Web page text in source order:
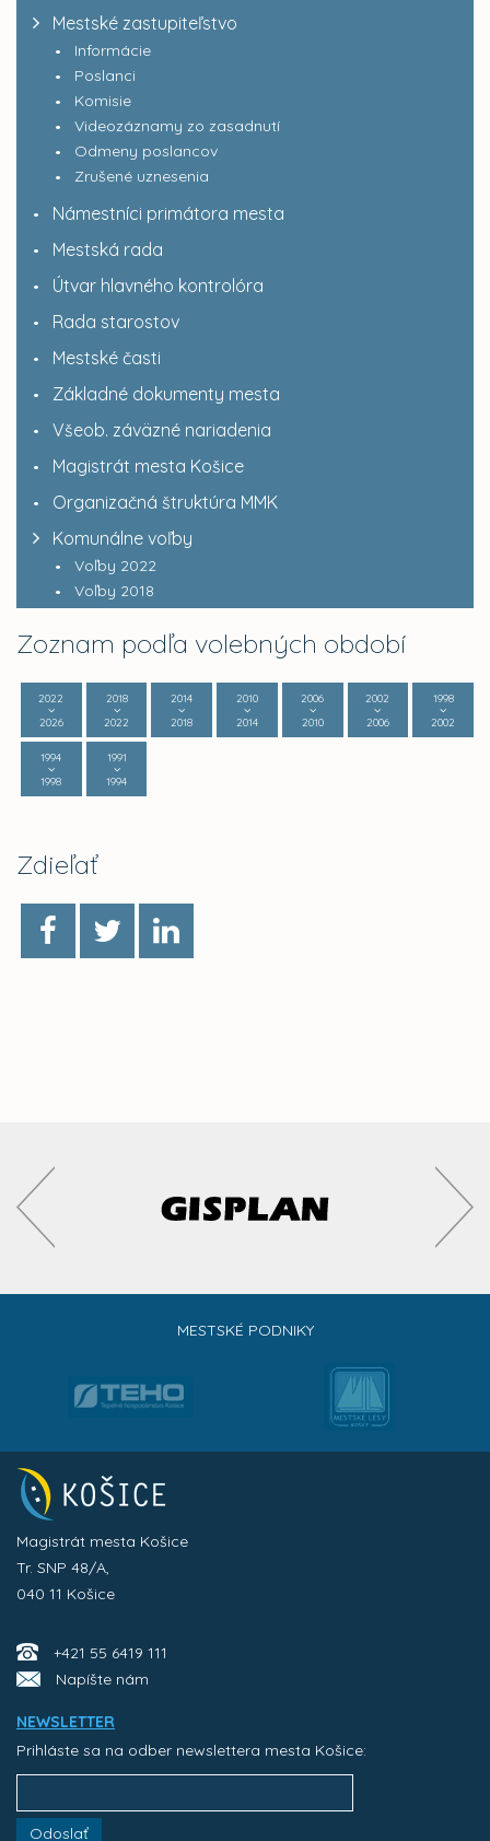
Mestské zastupiteľstvo
Informácie
Poslanci
Komisie
Videozáznamy zo zasadnutí
Odmeny poslancov
Zrušené uznesenia
Námestníci primátora mesta
Mestská rada
Útvar hlavného kontrolóra
Rada starostov
Mestské časti
Základné dokumenty mesta
Všeob. záväzné nariadenia
Magistrát mesta Košice
Organizačná štruktúra MMK
Komunálne voľby
Voľby 2022
Voľby 2018
Zoznam podľa volebných období
2022
2026
2018
2022
2014
2018
2010
2014
2006
2010
2002
2006
1998
2002
1994
1998
1991
1994
Zdieľať
MESTSKÉ PODNIKY
Magistrát mesta Košice
Tr. SNP 48/A,
040 11 Košice
+421 55 6419 111
Napíšte nám
NEWSLETTER
Prihláste sa na odber newslettera mesta Košice:
Odoslať